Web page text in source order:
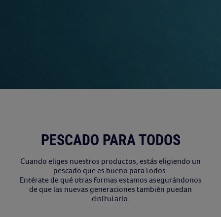
PESCADO PARA TODOS
Cuando eliges nuestros productos, estás eligiendo un
pescado que es bueno para todos.
Entérate de qué otras formas estamos asegurándonos
de que las nuevas generaciones también puedan
disfrutarlo.